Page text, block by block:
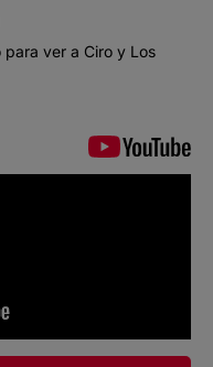
ver a Ciro y Los